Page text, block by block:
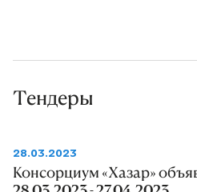
Тендеры
28.03.2023
Консорциум «Хазар»